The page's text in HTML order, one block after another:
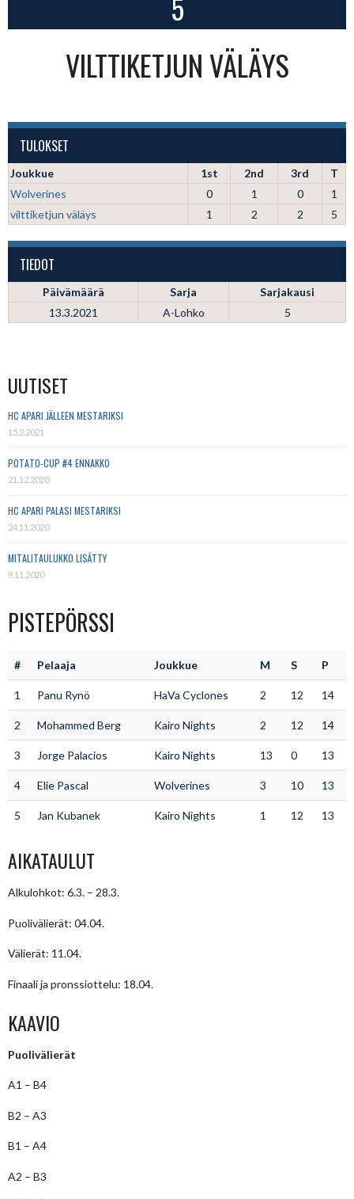
VILTTIKETJUN VÄLÄYS
TULOKSET
Joukkue 1st 2nd 3rd
T
Wolverines
0 1 0
1
vilttiketjun väläys
1 2 2 5
TIEDOT
Päivämäärä Sarja
Sarjakausi
13.3.2021
A-Lohko 5
UUTISET
HC APARI JÄLLEEN MESTARIKSI
15.2.2021
POTATO-CUP #4 ENNAKKO
21.12.2020
HC APARI PALASI MESTARIKSI
24.11.2020
MITALITAULUKKO LISÄTTY
9.11.2020
PISTEPÖRSSI
# Pelaaja Joukkue M S P
1 Panu Rynö HaVa Cyclones 2 12 14
2 Mohammed Berg Kairo Nights 2 12 14
3 Jorge Palacios Kairo Nights 13 0 13
4 Elie Pascal Wolverines 3 10 13
5 Jan Kubanek Kairo Nights 1 12 13
AIKATAULUT
Alkulohkot: 6.3. – 28.3.
Puolivälierät: 04.04.
Välierät: 11.04.
Finaali ja pronssiottelu: 18.04.
KAAVIO
Puolivälierät
A1 – B4
B2 – A3
B1 – A4
A2 – B3